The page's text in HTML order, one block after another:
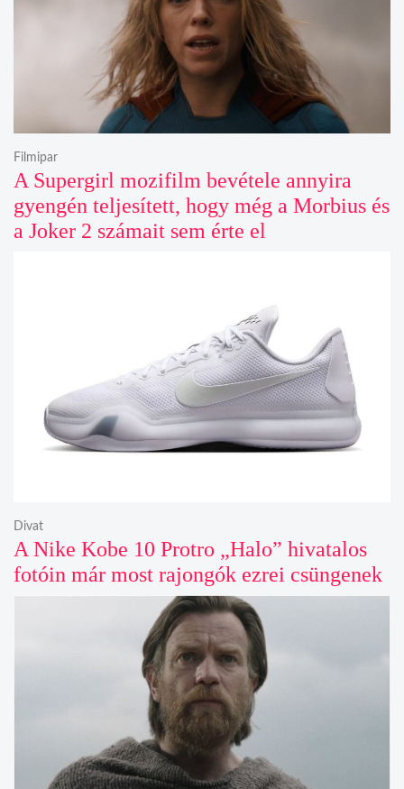
A Supergirl mozifilm bevétele annyira
gyengén teljesített, hogy még a Morbius és
a Joker 2 számait sem érte el
Filmipar
A Nike Kobe 10 Protro „Halo” hivatalos
fotóin már most rajongók ezrei csüngenek
Divat